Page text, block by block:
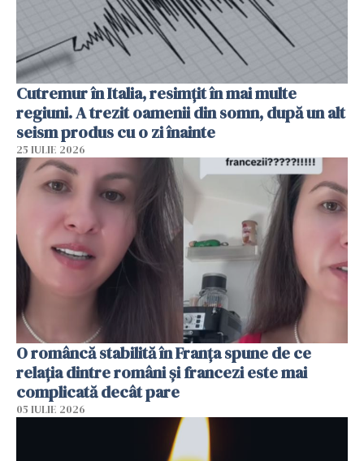
Cutremur în Italia, resimțit în mai multe
regiuni. A trezit oamenii din somn, după un alt
seism produs cu o zi înainte
25 IULIE 2026
O româncă stabilită în Franța spune de ce
relația dintre români și francezi este mai
complicată decât pare
05 IULIE 2026